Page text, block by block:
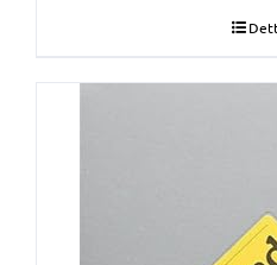
era:
prezzo
è: